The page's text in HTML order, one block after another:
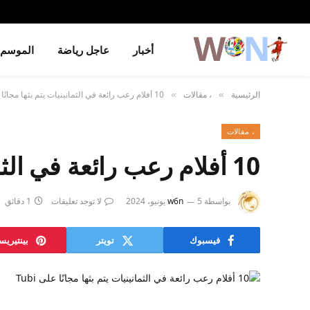
أخبار عاجل رياضة الموسم
الرئيسية » ، مقالات » 10 أفلام رعب رائعة في الثمانينيات يتم بثها مجانًا على Tubi
، مقالات
10 أفلام رعب رائعة في الثمانينيات يتم بثها مجانًا على Tubi
بواسطة w6n 5 يونيو، 2024 لا توجد تعليقات 1 دقائق
فيسبوك تويتر